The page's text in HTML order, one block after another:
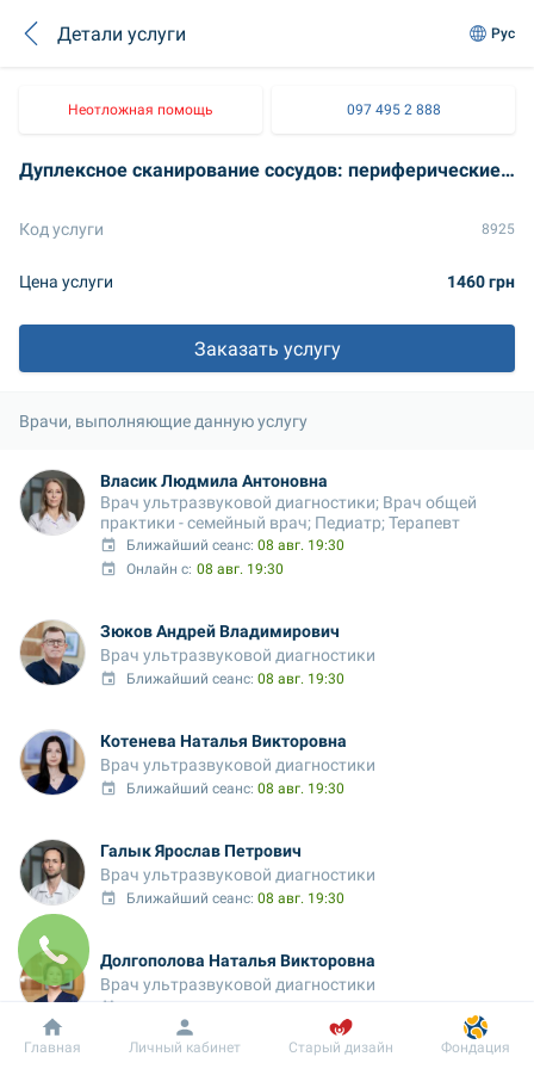
Детали услуги Рус
Неотложная помощь 097 495 2 888
Дуплексное сканирование сосудов: периферические артерии конечностей
Код услуги 8925
Цена услуги 1460 грн
Заказать услугу
Врачи, выполняющие данную услугу
Власик Людмила Антоновна
Врач ультразвуковой диагностики; Врач общей
практики - семейный врач; Педиатр; Терапевт
Ближайший сеанс: 08 авг. 19:30
Онлайн с: 08 авг. 19:30
Зюков Андрей Владимирович
Врач ультразвуковой диагностики
Ближайший сеанс: 08 авг. 19:30
Котенева Наталья Викторовна
Врач ультразвуковой диагностики
Ближайший сеанс: 08 авг. 19:30
Галык Ярослав Петрович
Врач ультразвуковой диагностики
Ближайший сеанс: 08 авг. 19:30
Долгополова Наталья Викторовна
Врач ультразвуковой диагностики
Добробут Информация Пациенту
Главная Личный кабинет Старый дизайн Фондация